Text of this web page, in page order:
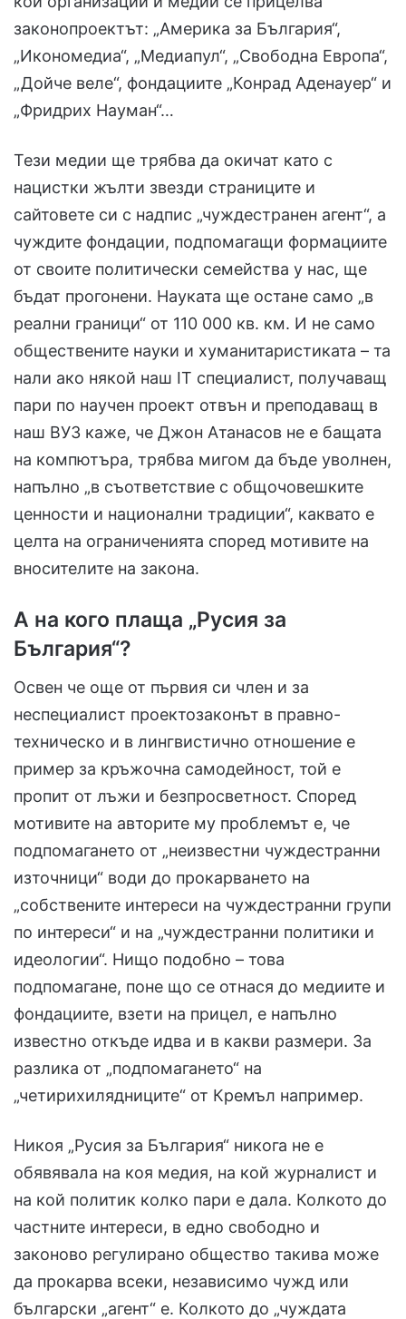
законопроектът: „Америка за България“,
„Икономедиа“, „Медиапул“, „Свободна Европа“,
„Дойче веле“, фондациите „Конрад Аденауер“ и
„Фридрих Науман“…
Тези медии ще трябва да окичат като с
нацистки жълти звезди страниците и
сайтовете си с надпис „чуждестранен агент“, а
чуждите фондации, подпомагащи формациите
от своите политически семейства у нас, ще
бъдат прогонени. Науката ще остане само „в
реални граници“ от 110 000 кв. км. И не само
обществените науки и хуманитаристиката – та
нали ако някой наш IT специалист, получаващ
пари по научен проект отвън и преподаващ в
наш ВУЗ каже, че Джон Атанасов не е бащата
на компютъра, трябва мигом да бъде уволнен,
напълно „в съответствие с общочовешките
ценности и национални традиции“, каквато е
целта на ограниченията според мотивите на
вносителите на закона.
А на кого плаща „Русия за
България“?
Освен че още от първия си член и за
неспециалист проектозаконът в правно-
техническо и в лингвистично отношение е
пример за кръжочна самодейност, той е
пропит от лъжи и безпросветност. Според
мотивите на авторите му проблемът е, че
подпомагането от „неизвестни чуждестранни
източници“ води до прокарването на
„собствените интереси на чуждестранни групи
по интереси“ и на „чуждестранни политики и
идеологии“. Нищо подобно – това
подпомагане, поне що се отнася до медиите и
фондациите, взети на прицел, е напълно
известно откъде идва и в какви размери. За
разлика от „подпомагането“ на
„четирихилядниците“ от Кремъл например.
Никоя „Русия за България“ никога не е
обявявала на коя медия, на кой журналист и
на кой политик колко пари е дала. Колкото до
частните интереси, в едно свободно и
законово регулирано общество такива може
да прокарва всеки, независимо чужд или
български „агент“ е. Колкото до „чуждата